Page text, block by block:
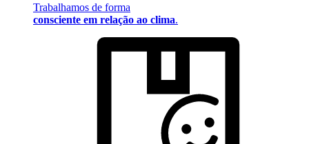
Trabalhamos de forma
consciente em relação ao clima.